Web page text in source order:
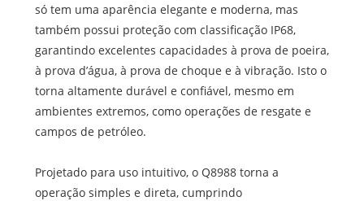
só tem uma aparência elegante e moderna, mas
também possui proteção com classificação IP68,
garantindo excelentes capacidades à prova de poeira,
à prova d’água, à prova de choque e à vibração. Isto o
torna altamente durável e confiável, mesmo em
ambientes extremos, como operações de resgate e
campos de petróleo.
Projetado para uso intuitivo, o Q8988 torna a
operação simples e direta, cumprindo